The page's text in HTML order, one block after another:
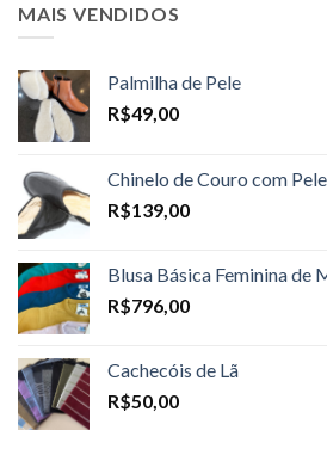
MAIS VENDIDOS
Palmilha de Pele
R$49,00
Chinelo de Couro com Pele
R$139,00
Blusa Básica Feminina de
R$796,00
Cachecóis de Lã
R$50,00